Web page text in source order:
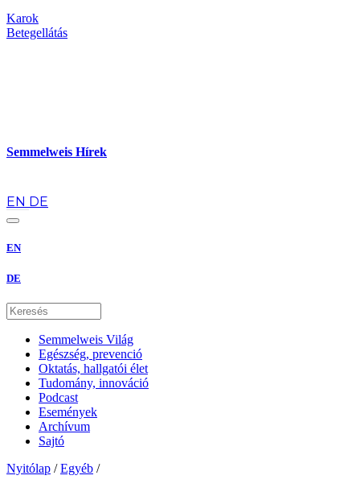
Karok
Betegellátás
Semmelweis Hírek
EN DE
EN
DE
Semmelweis Világ
Egészség, prevenció
Oktatás, hallgatói élet
Tudomány, innováció
Podcast
Események
Archívum
Sajtó
Nyitólap / Egyéb /